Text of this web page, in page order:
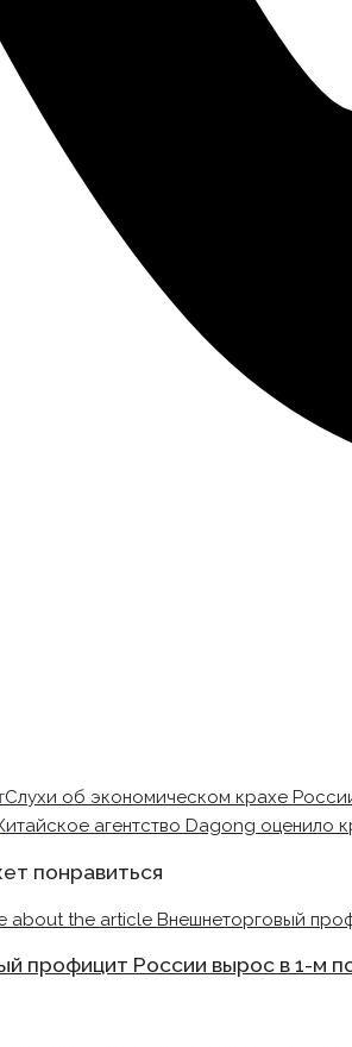
Слухи об экономическом крахе
агентство Dagong оценило
понравиться
профицит России вырос в 1-м